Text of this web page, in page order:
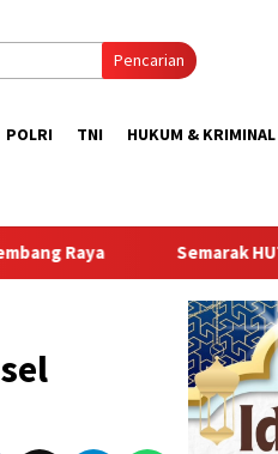
Pencarian
POLRI TNI HUKUM & KRIMINAL
HUT ke-81 RI, Pegawai Rutan